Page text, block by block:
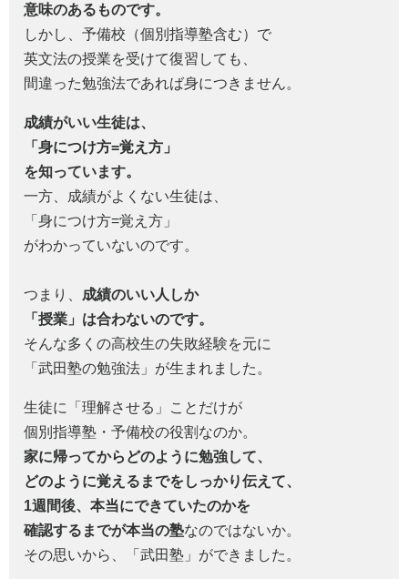
意味のあるものです。
しかし、予備校（個別指導塾含む）で
英文法の授業を受けて復習しても、
間違った勉強法であれば身につきません。
成績がいい生徒は、
「身につけ方=覚え方」
を知っています。
一方、成績がよくない生徒は、
「身につけ方=覚え方」
がわかっていないのです。
つまり、 成績のいい人しか
「授業」は合わないのです。
そんな多くの高校生の失敗経験を元に
「武田塾の勉強法」が生まれました。
生徒に「理解させる」ことだけが
個別指導塾・予備校の役割なのか。
家に帰ってからどのように勉強して、
どのように覚えるまでをしっかり伝えて、
1週間後、本当にできていたのかを
確認するまでが本当の塾なのではないか。
その思いから、「武田塾」ができました。